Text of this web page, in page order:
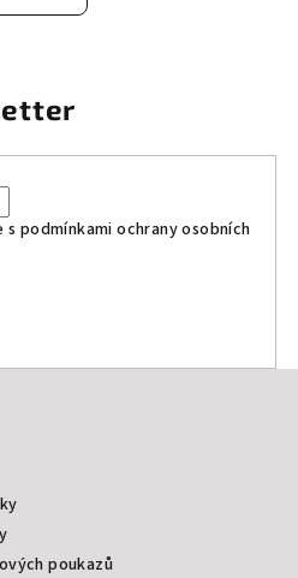
s podmínkami ochrany osobních
poukazů